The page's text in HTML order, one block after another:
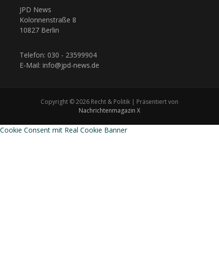
JPD News
Kolonnenstraße 8
10827 Berlin
Telefon: 030 - 23599904
E-Mail: info@jpd-news.de
Copyright © 2026 Recht & Politik | Präsentiert von
Nachrichtenmagazin X
Cookie Consent mit Real Cookie Banner